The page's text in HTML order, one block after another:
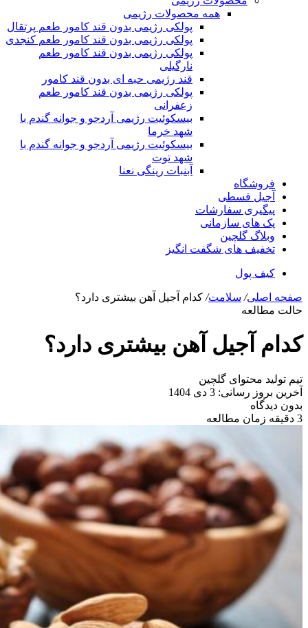
همه محصولات رژیمی
پولکی رژیمی بدون قند کامور طعم پرتقال
پولکی رژیمی بدون قند کامور طعم کنجدی
پولکی رژیمی بدون قند کامور طعم
نارگیلی
قند رژیمی حبه ای بدون قند کامور
پولکی رژیمی بدون قند کامور طعم
زعفرانی
بيسکوئيت رژیمی آردجو و جوانه گندم با
شهد خرما
بيسکوئيت رژیمی آردجو و جوانه گندم با
شهد توت
آبنبات رینگی نعنا
فروشگاه
آجیل قسطی
پیگیری سفارشات
پک های سازمانی
وبلاگ گلچین
تخفیف های شگفت انگیز
کیف پول
صفحه اصلی/ سلامت/ کدام آجیل آهن بیشتری دارد؟
حالت مطالعه
کدام آجیل آهن بیشتری دارد؟
تیم تولید محتوای گلچین
آخرین بروز رسانی: 3 دی 1404
بدون دیدگاه
3 دقیقه زمان مطالعه